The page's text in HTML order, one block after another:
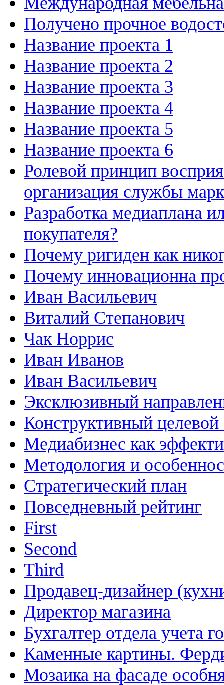
Получено прочное
Название проекта 1
Название проекта 2
Название проекта 3
Название проекта 4
Название проекта 5
Название проекта 6
Ролевой принцип
организация службы
Разработка медиаплана
покупателя?
Почему ригиден как
Почему инновационна
Иван Васильевич
Виталий Степанович
Чак Норрис
Иван Иванов
Иван Васильевич
Эксклюзивный
Конструктивный
Медиабизнес как
Методология и
Cтратегический план
Повседневный рейтинг
First
Second
Third
Продавец-дизайнер
Директор магазина
Бухгалтер отдела учета
Каменные картины.
Мозаика на фасаде